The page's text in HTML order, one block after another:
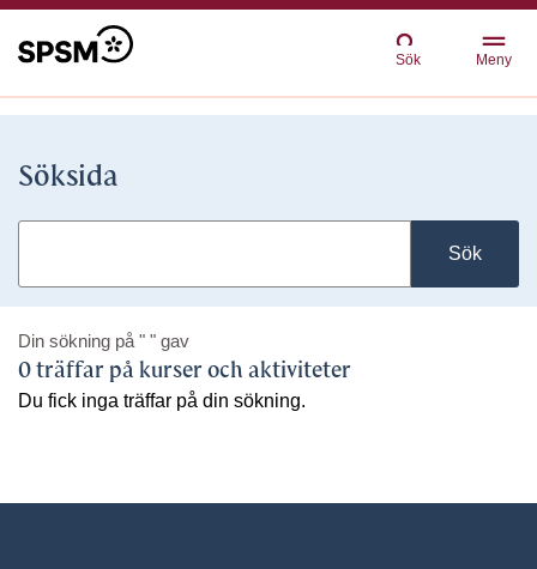
Sök Meny
Söksida
Sök
Din sökning på " " gav
0 träffar på kurser och aktiviteter
Du fick inga träffar på din sökning.